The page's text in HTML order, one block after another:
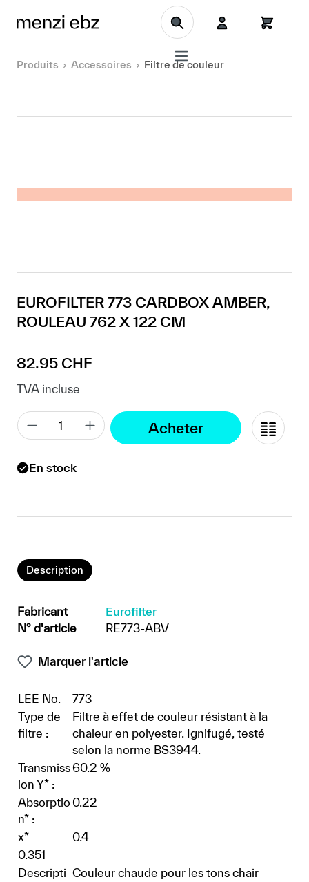
Aller au contenu principal
Produits Accessoires Filtre de couleur
EUROFILTER 773 CARDBOX AMBER,
ROULEAU 762 X 122 CM
Prix régulier :
82.95 CHF
TVA incluse
Acheter
En stock
Description
Fabricant
Eurofilter
N° d'article
RE773-ABV
Marquer l'article
LEE No.
773
Type de
filtre :
Filtre à effet de couleur résistant à la
chaleur en polyester. Ignifugé, testé
selon la norme BS3944.
Transmiss
ion Y* :
60.2 %
Absorptio
n* :
0.22
x*
0.4
0.351
Descripti Couleur chaude pour les tons chair